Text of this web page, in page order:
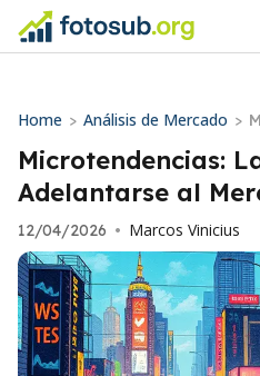
Home > Análisis de Mercado >
Microtendencias:
Adelantarse al
12/04/2026 • Marcos Vinicius